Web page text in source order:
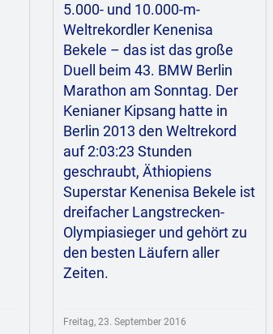
5.000- und 10.000-m-
Weltrekordler Kenenisa
Bekele – das ist das große
Duell beim 43. BMW Berlin
Marathon am Sonntag. Der
Kenianer Kipsang hatte in
Berlin 2013 den Weltrekord
auf 2:03:23 Stunden
geschraubt, Äthiopiens
Superstar Kenenisa Bekele ist
dreifacher Langstrecken-
Olympiasieger und gehört zu
den besten Läufern aller
Zeiten.
Freitag, 23. September 2016